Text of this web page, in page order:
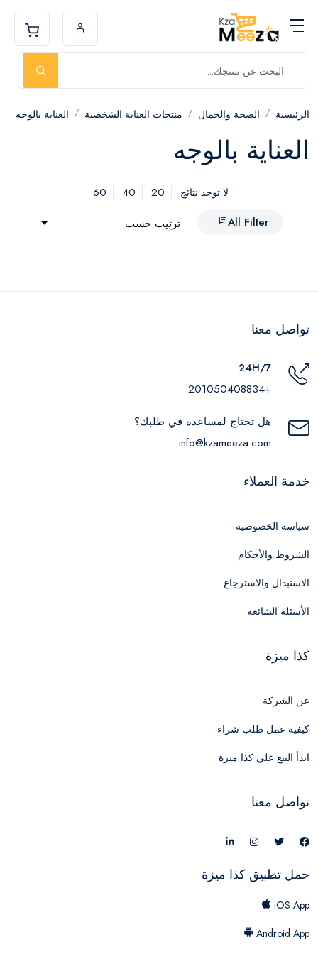
الرئيسية الصحة والجمال منتجات العناية الشخصية العناية بالوجه
العناية بالوجه
لا توجد نتائج 20
40
60
All Filter
ترتيب حسب
تواصل معنا
24H/7
+201050408834
هل تحتاج لمساعده في طلبك؟
info@kzameeza.com
خدمة العملاء
سياسة الخصوصية
الشروط والأحكام
الاستبدال والاسترجاع
الأسئلة الشائعة
كذا ميزة
عن الشركة
كيفية عمل طلب شراء
ابدأ البيع علي كذا ميزة
تواصل معنا
حمل تطبيق كذا ميزة
iOS App
Android App